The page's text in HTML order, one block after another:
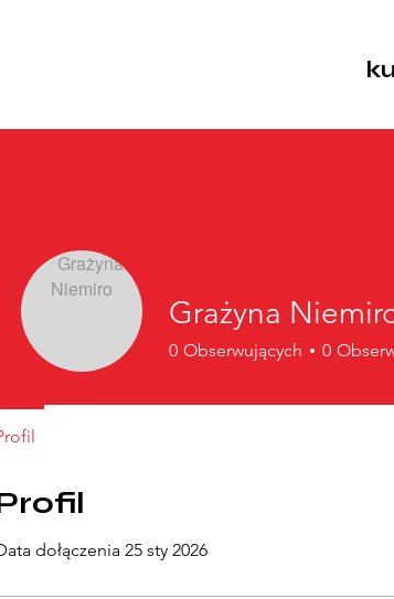
dołączenia 25 sty 2026
Grażyna
0 Obserwujących 0